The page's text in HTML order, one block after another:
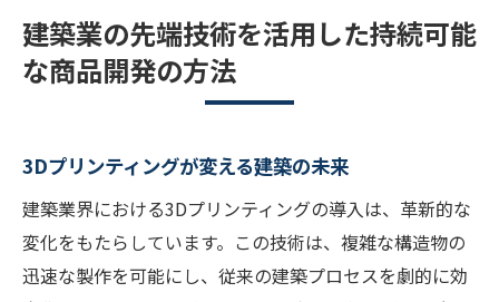
建築業の先端技術を活用した持続可能
な商品開発の方法
3Dプリンティングが変える建築の未来
建築業界における3Dプリンティングの導入は、革新的な
変化をもたらしています。この技術は、複雑な構造物の
迅速な製作を可能にし、従来の建築プロセスを劇的に効